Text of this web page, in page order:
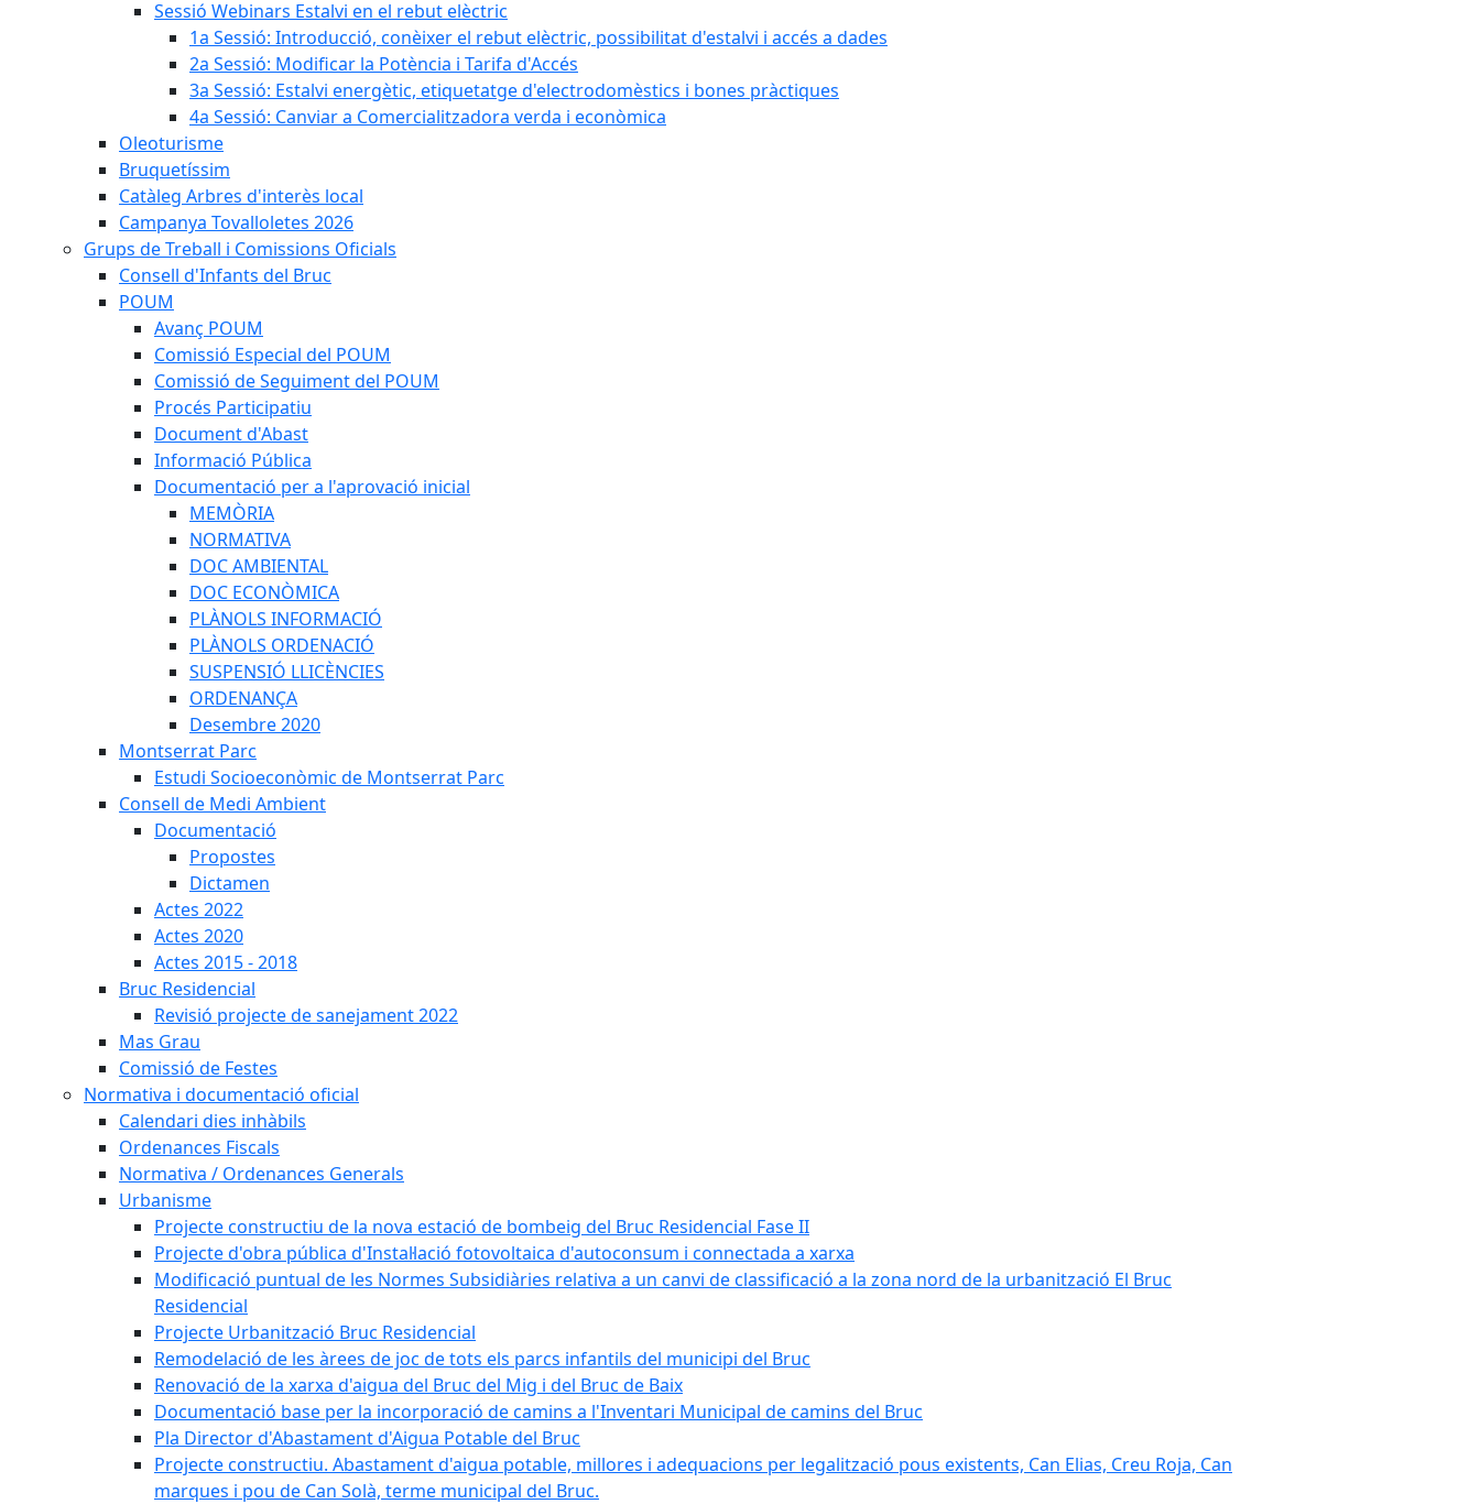
Sessió Webinars Estalvi en el rebut elèctric
1a Sessió: Introducció, conèixer el rebut elèctric, possibilitat d'estalvi i accés a dades
2a Sessió: Modificar la Potència i Tarifa d'Accés
3a Sessió: Estalvi energètic, etiquetatge d'electrodomèstics i bones pràctiques
4a Sessió: Canviar a Comercialitzadora verda i econòmica
Oleoturisme
Bruquetíssim
Catàleg Arbres d'interès local
Campanya Tovalloletes 2026
Grups de Treball i Comissions Oficials
Consell d'Infants del Bruc
POUM
Avanç POUM
Comissió Especial del POUM
Comissió de Seguiment del POUM
Procés Participatiu
Document d'Abast
Informació Pública
Documentació per a l'aprovació inicial
MEMÒRIA
NORMATIVA
DOC AMBIENTAL
DOC ECONÒMICA
PLÀNOLS INFORMACIÓ
PLÀNOLS ORDENACIÓ
SUSPENSIÓ LLICÈNCIES
ORDENANÇA
Desembre 2020
Montserrat Parc
Estudi Socioeconòmic de Montserrat Parc
Consell de Medi Ambient
Documentació
Propostes
Dictamen
Actes 2022
Actes 2020
Actes 2015 - 2018
Bruc Residencial
Revisió projecte de sanejament 2022
Mas Grau
Comissió de Festes
Normativa i documentació oficial
Calendari dies inhàbils
Ordenances Fiscals
Normativa / Ordenances Generals
Urbanisme
Projecte constructiu de la nova estació de bombeig del Bruc Residencial Fase II
Projecte d'obra pública d'Instal·lació fotovoltaica d'autoconsum i connectada a xarxa
Modificació puntual de les Normes Subsidiàries relativa a un canvi de classificació a la zona nord de la urbanització El Bruc
Residencial
Projecte Urbanització Bruc Residencial
Remodelació de les àrees de joc de tots els parcs infantils del municipi del Bruc
Renovació de la xarxa d'aigua del Bruc del Mig i del Bruc de Baix
Documentació base per la incorporació de camins a l'Inventari Municipal de camins del Bruc
Pla Director d'Abastament d'Aigua Potable del Bruc
Projecte constructiu. Abastament d'aigua potable, millores i adequacions per legalització pous existents, Can Elias, Creu Roja, Can
marques i pou de Can Solà, terme municipal del Bruc.